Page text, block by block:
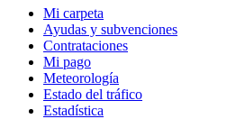
Mi carpeta
Ayudas y subvenciones
Contrataciones
Mi pago
Meteorología
Estado del tráfico
Estadística